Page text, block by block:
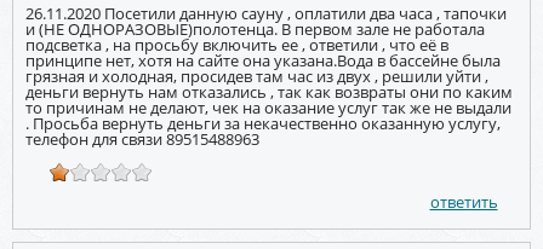
26.11.2020 Посетили данную сауну , оплатили два часа , тапочки
и (НЕ ОДНОРАЗОВЫЕ)полотенца. В первом зале не работала
подсветка , на просьбу включить ее , ответили , что её в
принципе нет, хотя на сайте она указана.Вода в бассейне была
грязная и холодная, просидев там час из двух , решили уйти ,
деньги вернуть нам отказались , так как возвраты они по каким
то причинам не делают, чек на оказание услуг так же не выдали
. Просьба вернуть деньги за некачественно оказанную услугу,
телефон для связи 89515488963
ответить